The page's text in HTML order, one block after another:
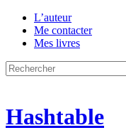
L’auteur
Me contacter
Mes livres
Hashtable